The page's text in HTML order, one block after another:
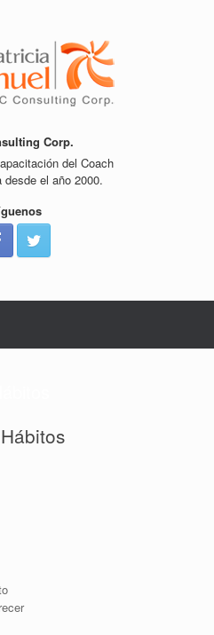
Corp.
del Coach
desde el año 2000.